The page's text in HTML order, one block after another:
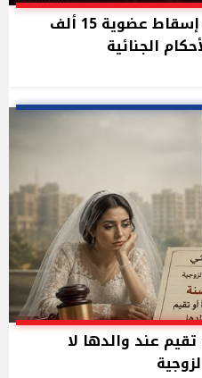
مشروع «غربلة» المحامين.. إسقاط عضوية 15 ألف
الجنائية
عند والدها لا